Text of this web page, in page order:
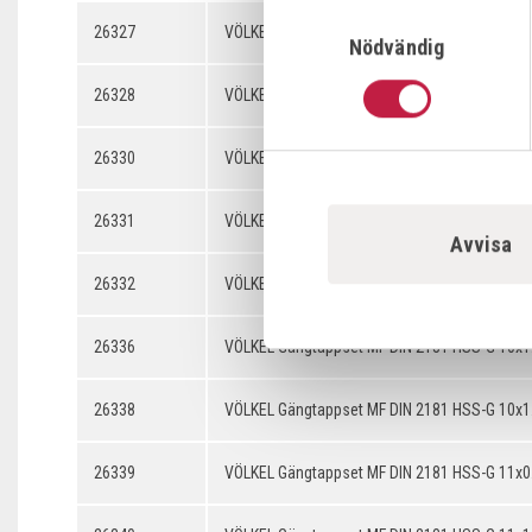
Nödvändig
Avvisa
26327 VÖLKEL Gängtappset MF DIN 2181 HSS-G
26328 VÖLKEL Gängtappset MF DIN 2181 HSS-G
26330 VÖLKEL Gängtappset MF DIN 2181 HSS-G
26331 VÖLKEL Gängtappset MF DIN 2181 HSS-G
26332 VÖLKEL Gängtappset MF DIN 2181 HSS-G
26336 VÖLKEL Gängtappset MF DIN 2181 HSS-G
26338 VÖLKEL Gängtappset MF DIN 2181 HSS-G
26339 VÖLKEL Gängtappset MF DIN 2181 HSS-G